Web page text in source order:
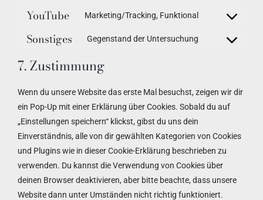
google-
YouTube Marketing/Tracking, Funktional
Consent
Sonstiges Gegenstand der Untersuchung
Consent
sonstiges
7. Zustimmung
Wenn du unsere Website das erste Mal besuchst, zeigen wir dir
ein Pop-Up mit einer Erklärung über Cookies. Sobald du auf
„Einstellungen speichern“ klickst, gibst du uns dein
Einverständnis, alle von dir gewählten Kategorien von Cookies
und Plugins wie in dieser Cookie-Erklärung beschrieben zu
verwenden. Du kannst die Verwendung von Cookies über
deinen Browser deaktivieren, aber bitte beachte, dass unsere
Website dann unter Umständen nicht richtig funktioniert.